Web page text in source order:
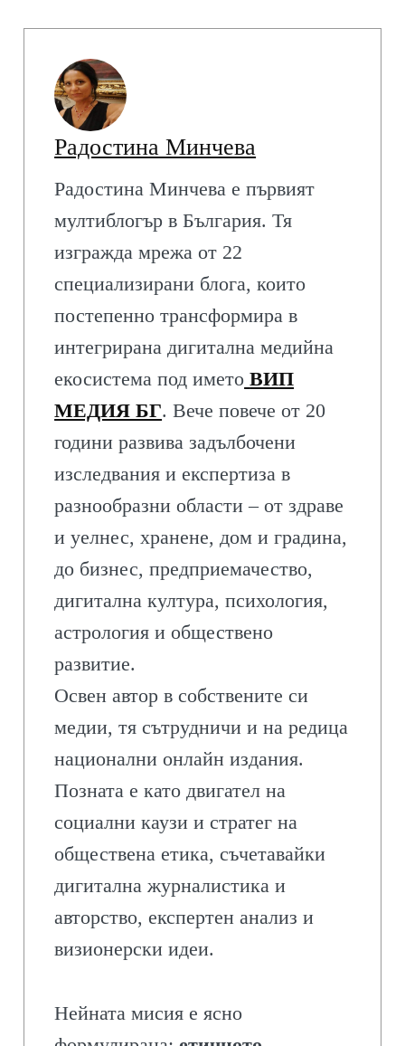
Радостина Минчева
Радостина Минчева е първият
мултиблогър в България. Тя
изгражда мрежа от 22
специализирани блога, които
постепенно трансформира в
интегрирана дигитална медийна
екосистема под името ВИП
МЕДИЯ БГ. Вече повече от 20
години развива задълбочени
изследвания и експертиза в
разнообразни области – от здраве
и уелнес, хранене, дом и градина,
до бизнес, предприемачество,
дигитална култура, психология,
астрология и обществено
развитие.
Освен автор в собствените си
медии, тя сътрудничи и на редица
национални онлайн издания.
Позната е като двигател на
социални каузи и стратег на
обществена етика, съчетавайки
дигитална журналистика и
авторство, експертен анализ и
визионерски идеи.
Нейната мисия е ясно